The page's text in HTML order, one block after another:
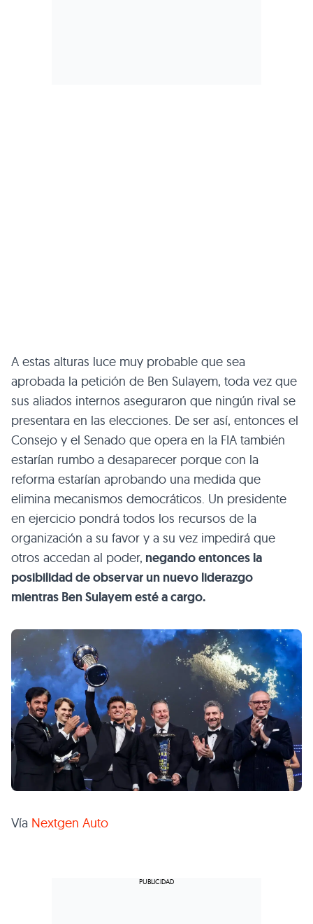
A estas alturas luce muy probable que sea
aprobada la petición de Ben Sulayem, toda vez que
sus aliados internos aseguraron que ningún rival se
presentara en las elecciones. De ser así, entonces el
Consejo y el Senado que opera en la FIA también
estarían rumbo a desaparecer porque con la
reforma estarían aprobando una medida que
elimina mecanismos democráticos. Un presidente
en ejercicio pondrá todos los recursos de la
organización a su favor y a su vez impedirá que
otros accedan al poder, negando entonces la
posibilidad de observar un nuevo liderazgo
mientras Ben Sulayem esté a cargo.
Vía Nextgen Auto